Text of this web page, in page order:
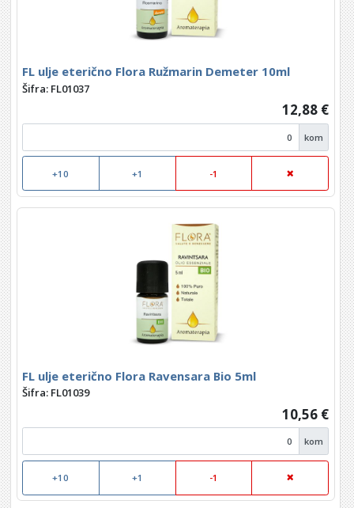
FL ulje eterično Flora Ružmarin Demeter 10ml
Šifra: FL01037
12,88 €
kom
+10 +1 -1
FL ulje eterično Flora Ravensara Bio 5ml
Šifra: FL01039
10,56 €
kom
+10 +1 -1